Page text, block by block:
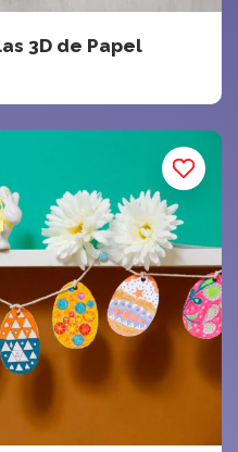
3D de Papel